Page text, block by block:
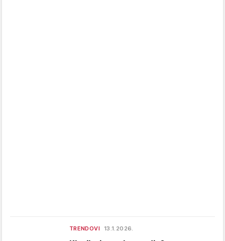
TRENDOVI 13.1.2026.